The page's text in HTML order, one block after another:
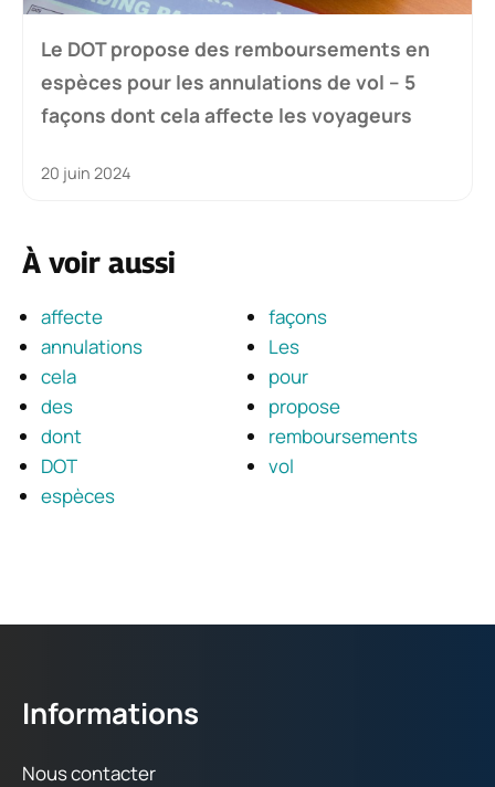
Le DOT propose des remboursements en
espèces pour les annulations de vol – 5
façons dont cela affecte les voyageurs
20 juin 2024
À voir aussi
affecte
annulations
cela
des
dont
DOT
espèces
façons
Les
pour
propose
remboursements
vol
Informations
Nous contacter